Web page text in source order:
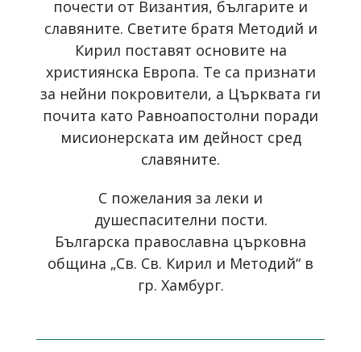
почести от Византия, българите и
славяните. Светите братя Методий и
Кирил поставят основите на
християнска Европа. Те са признати
за нейни покровители, а Църквата ги
почита като Равноапостолни поради
мисионерската им дейност сред
славяните.
С пожелания за леки и
душеспасителни пости.
Българска православна църковна
община „Св. Св. Кирил и Методий“ в
гр. Хамбург.